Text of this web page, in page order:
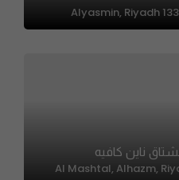
3765 Al Mashtal, Alhazm,